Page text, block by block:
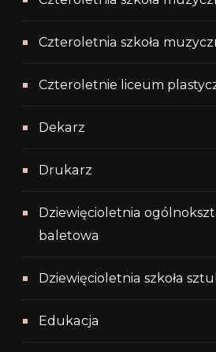
Czteroletnia szkoła
Czteroletnie liceum
Dekarz
Drukarz
Dziewięcioletnia
baletowa
Dziewięcioletnia szkoła
Edukacja